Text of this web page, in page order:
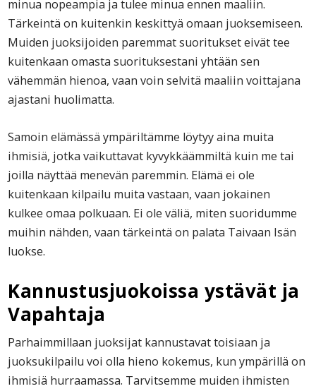
minua nopeampia ja tulee minua ennen maaliin.
Tärkeintä on kuitenkin keskittyä omaan juoksemiseen.
Muiden juoksijoiden paremmat suoritukset eivät tee
kuitenkaan omasta suorituksestani yhtään sen
vähemmän hienoa, vaan voin selvitä maaliin voittajana
ajastani huolimatta.
Samoin elämässä ympäriltämme löytyy aina muita
ihmisiä, jotka vaikuttavat kyvykkäämmiltä kuin me tai
joilla näyttää menevän paremmin. Elämä ei ole
kuitenkaan kilpailu muita vastaan, vaan jokainen
kulkee omaa polkuaan. Ei ole väliä, miten suoridumme
muihin nähden, vaan tärkeintä on palata Taivaan Isän
luokse.
Kannustusjuokoissa ystävät ja
Vapahtaja
Parhaimmillaan juoksijat kannustavat toisiaan ja
juoksukilpailu voi olla hieno kokemus, kun ympärillä on
ihmisiä hurraamassa. Tarvitsemme muiden ihmisten